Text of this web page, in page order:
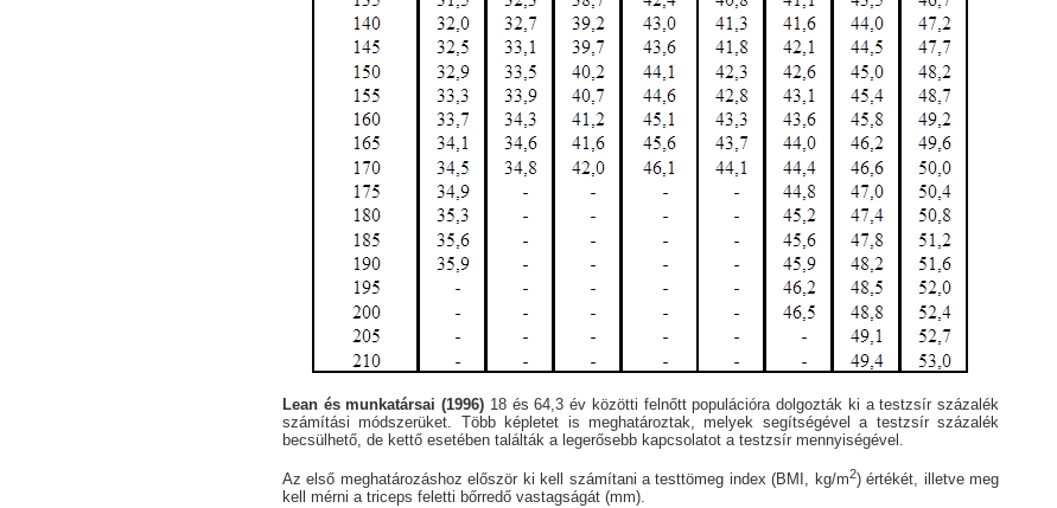
Lean és munkatársai (1996) 18 és 64,3 év közötti felnőtt populációra dolgozták ki a testzsír százalék
számítási módszerüket. Több képletet is meghatároztak, melyek segítségével a testzsír százalék
becsülhető, de kettő esetében találták a legerősebb kapcsolatot a testzsír mennyiségével.
Az első meghatározáshoz először ki kell számítani a testtömeg index (BMI, kg/m2) értékét, illetve meg
kell mérni a triceps feletti bőrredő vastagságát (mm).